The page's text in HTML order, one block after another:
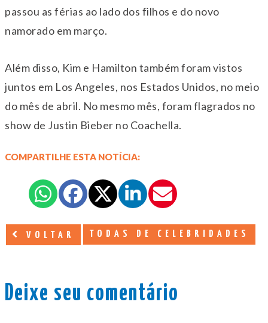
passou as férias ao lado dos filhos e do novo
namorado em março.
Além disso, Kim e Hamilton também foram vistos
juntos em Los Angeles, nos Estados Unidos, no meio
do mês de abril. No mesmo mês, foram flagrados no
show de Justin Bieber no Coachella.
COMPARTILHE ESTA NOTÍCIA:
VOLTAR TODAS DE CELEBRIDADES
Deixe seu comentário